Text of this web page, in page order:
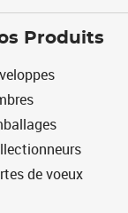
Produits
de voeux